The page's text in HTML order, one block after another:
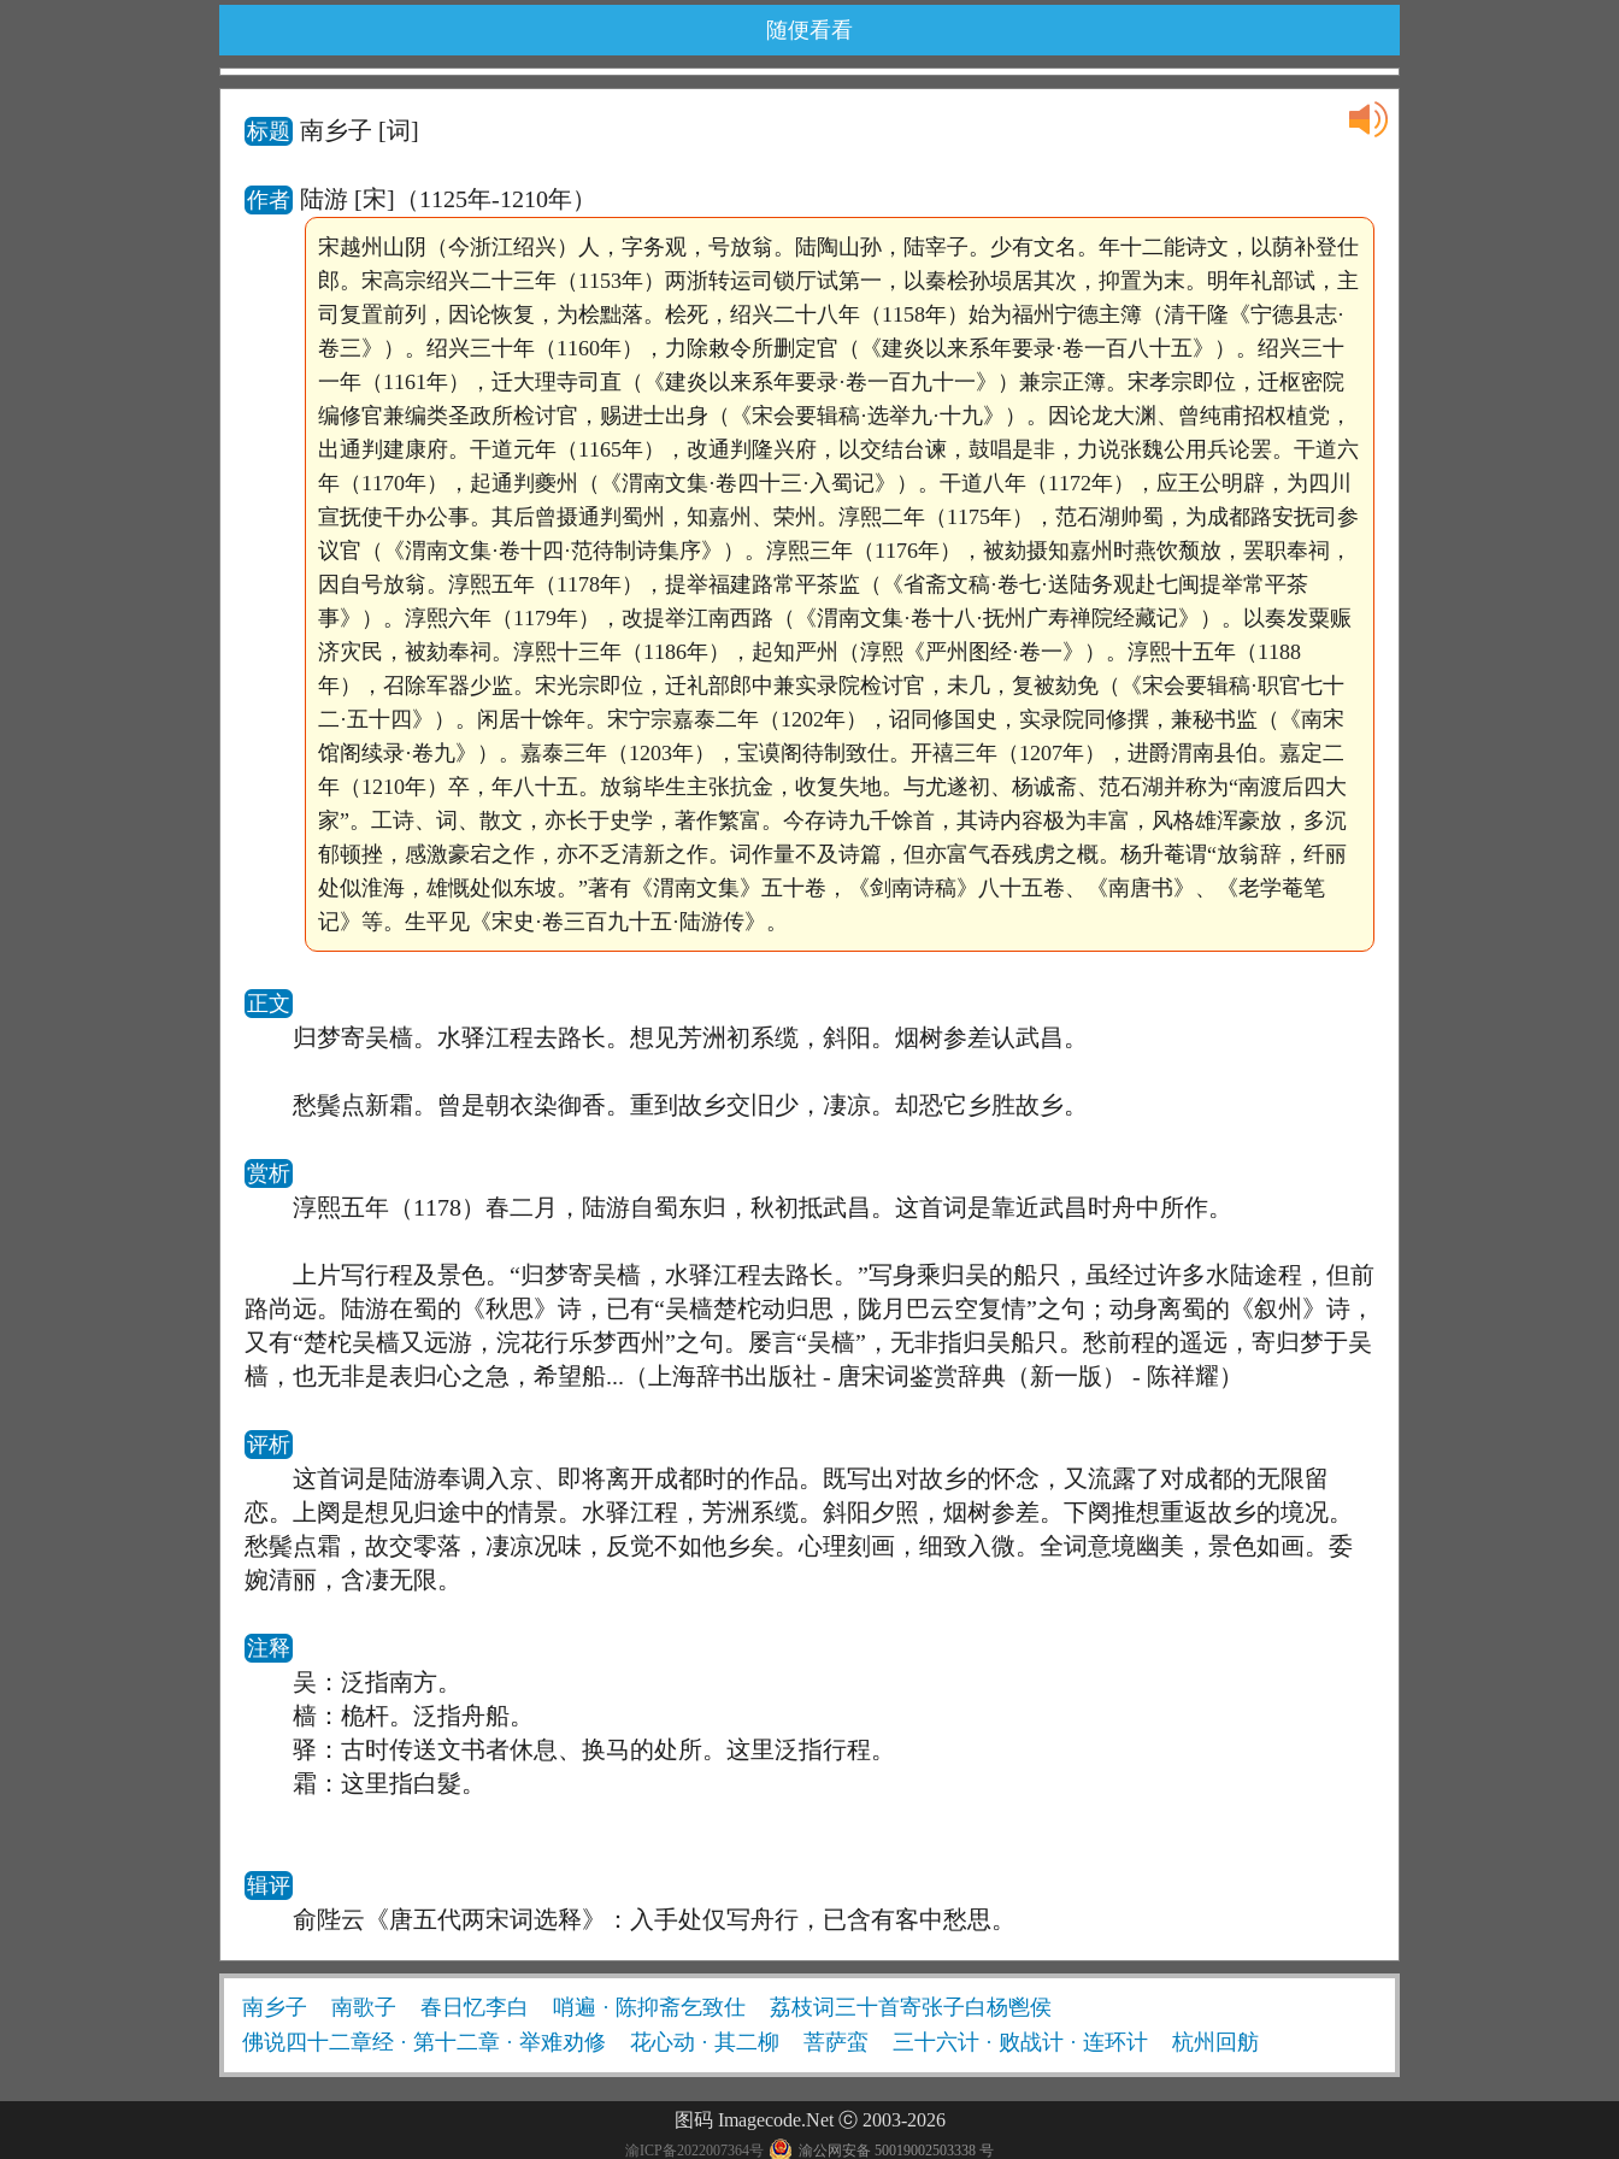
随便看看
标题 南乡子 [词]
作者 陆游 [宋]（1125年-1210年）
宋越州山阴（今浙江绍兴）人，字务观，号放翁。陆陶山孙，陆宰子。少有文名。年十二能诗文，以荫补登仕
郎。宋高宗绍兴二十三年（1153年）两浙转运司锁厅试第一，以秦桧孙埙居其次，抑置为末。明年礼部试，主
司复置前列，因论恢复，为桧黜落。桧死，绍兴二十八年（1158年）始为福州宁德主簿（清干隆《宁德县志·
卷三》）。绍兴三十年（1160年），力除敕令所删定官（《建炎以来系年要录·卷一百八十五》）。绍兴三十
一年（1161年），迁大理寺司直（《建炎以来系年要录·卷一百九十一》）兼宗正簿。宋孝宗即位，迁枢密院
编修官兼编类圣政所检讨官，赐进士出身（《宋会要辑稿·选举九·十九》）。因论龙大渊、曾纯甫招权植党，
出通判建康府。干道元年（1165年），改通判隆兴府，以交结台谏，鼓唱是非，力说张魏公用兵论罢。干道六
年（1170年），起通判夔州（《渭南文集·卷四十三·入蜀记》）。干道八年（1172年），应王公明辟，为四川
宣抚使干办公事。其后曾摄通判蜀州，知嘉州、荣州。淳熙二年（1175年），范石湖帅蜀，为成都路安抚司参
议官（《渭南文集·卷十四·范待制诗集序》）。淳熙三年（1176年），被劾摄知嘉州时燕饮颓放，罢职奉祠，
因自号放翁。淳熙五年（1178年），提举福建路常平茶监（《省斋文稿·卷七·送陆务观赴七闽提举常平茶
事》）。淳熙六年（1179年），改提举江南西路（《渭南文集·卷十八·抚州广寿禅院经藏记》）。以奏发粟赈
济灾民，被劾奉祠。淳熙十三年（1186年），起知严州（淳熙《严州图经·卷一》）。淳熙十五年（1188
年），召除军器少监。宋光宗即位，迁礼部郎中兼实录院检讨官，未几，复被劾免（《宋会要辑稿·职官七十
二·五十四》）。闲居十馀年。宋宁宗嘉泰二年（1202年），诏同修国史，实录院同修撰，兼秘书监（《南宋
馆阁续录·卷九》）。嘉泰三年（1203年），宝谟阁待制致仕。开禧三年（1207年），进爵渭南县伯。嘉定二
年（1210年）卒，年八十五。放翁毕生主张抗金，收复失地。与尤遂初、杨诚斋、范石湖并称为“南渡后四大
家”。工诗、词、散文，亦长于史学，著作繁富。今存诗九千馀首，其诗内容极为丰富，风格雄浑豪放，多沉
郁顿挫，感激豪宕之作，亦不乏清新之作。词作量不及诗篇，但亦富气吞残虏之概。杨升菴谓“放翁辞，纤丽
处似淮海，雄慨处似东坡。”著有《渭南文集》五十卷，《剑南诗稿》八十五卷、《南唐书》、《老学菴笔
记》等。生平见《宋史·卷三百九十五·陆游传》。
正文
归梦寄吴樯。水驿江程去路长。想见芳洲初系缆，斜阳。烟树参差认武昌。
愁鬓点新霜。曾是朝衣染御香。重到故乡交旧少，凄凉。却恐它乡胜故乡。
赏析
淳熙五年（1178）春二月，陆游自蜀东归，秋初抵武昌。这首词是靠近武昌时舟中所作。
上片写行程及景色。“归梦寄吴樯，水驿江程去路长。”写身乘归吴的船只，虽经过许多水陆途程，但前
路尚远。陆游在蜀的《秋思》诗，已有“吴樯楚柁动归思，陇月巴云空复情”之句；动身离蜀的《叙州》诗，
又有“楚柁吴樯又远游，浣花行乐梦西州”之句。屡言“吴樯”，无非指归吴船只。愁前程的遥远，寄归梦于吴
樯，也无非是表归心之急，希望船...（上海辞书出版社 - 唐宋词鉴赏辞典（新一版） - 陈祥耀）
评析
这首词是陆游奉调入京、即将离开成都时的作品。既写出对故乡的怀念，又流露了对成都的无限留
恋。上阕是想见归途中的情景。水驿江程，芳洲系缆。斜阳夕照，烟树参差。下阕推想重返故乡的境况。
愁鬓点霜，故交零落，凄凉况味，反觉不如他乡矣。心理刻画，细致入微。全词意境幽美，景色如画。委
婉清丽，含凄无限。
注释
吴：泛指南方。
樯：桅杆。泛指舟船。
驿：古时传送文书者休息、换马的处所。这里泛指行程。
霜：这里指白髮。
辑评
俞陛云《唐五代两宋词选释》：入手处仅写舟行，已含有客中愁思。
南乡子 南歌子 春日忆李白 哨遍 · 陈抑斋乞致仕
荔枝词三十首寄张子白杨鬯侯
佛说四十二章经 · 第十二章 · 举难劝修
花心动 · 其二柳 菩萨蛮 三十六计 · 败战计 · 连环计 杭州回舫
图码 Imagecode.Net ⓒ 2003-2026
渝ICP备2022007364号 渝公网安备 50019002503338 号